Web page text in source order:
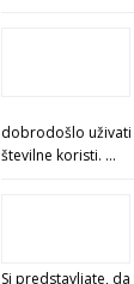
dobrodošlo
številne koristi. …
Si predstavljate,